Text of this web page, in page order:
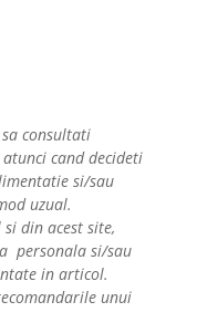
consultati
cand decideti
si/sau
uzual.
din acest site,
personala si/sau
in articol.
unui